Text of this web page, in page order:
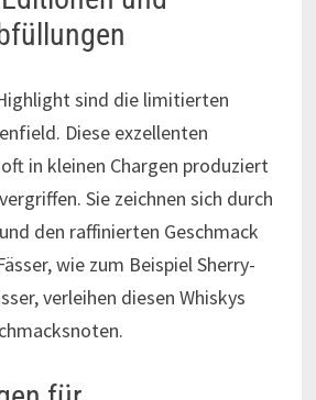
sind die limitierten
Diese exzellenten
in kleinen Chargen produziert
Sie zeichnen sich durch
den raffinierten Geschmack
wie zum Beispiel Sherry-
verleihen diesen Whiskys